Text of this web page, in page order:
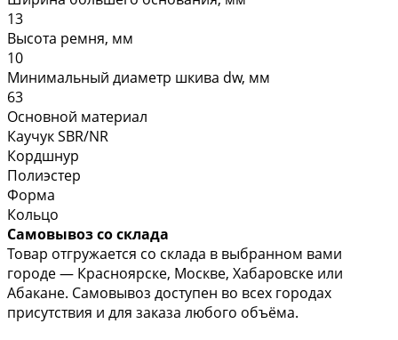
13
Высота ремня, мм
10
Минимальный диаметр шкива dw, мм
63
Основной материал
Каучук SBR/NR
Кордшнур
Полиэстер
Форма
Кольцо
Самовывоз со склада
Товар отгружается со склада в выбранном вами
городе — Красноярске, Москве, Хабаровске или
Абакане. Самовывоз доступен во всех городах
присутствия и для заказа любого объёма.